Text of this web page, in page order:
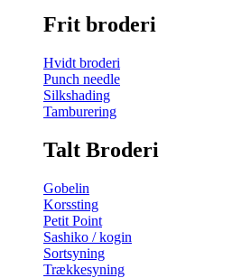
Frit broderi
Hvidt broderi
Punch needle
Silkshading
Tamburering
Talt Broderi
Gobelin
Korssting
Petit Point
Sashiko / kogin
Sortsyning
Trækkesyning